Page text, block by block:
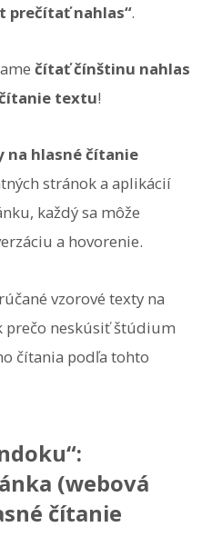
prečítať nahlas“.
čítať čínštinu nahlas
textu!
hlasné čítanie
stránok a aplikácií
každý sa môže
a hovorenie.
vzorové texty na
prečo neskúsiť štúdium
čítania podľa tohto
(webová
čítanie